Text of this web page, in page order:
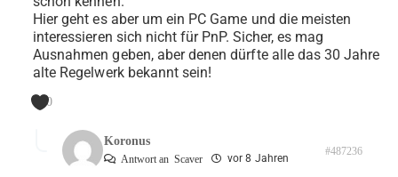
Hier geht es aber um ein PC Game und die meisten
interessieren sich nicht für PnP. Sicher, es mag
Ausnahmen geben, aber denen dürfte alle das 30 Jahre
alte Regelwerk bekannt sein!
0
Koronus
Antwort an Scaver vor 8 Jahren
#487236